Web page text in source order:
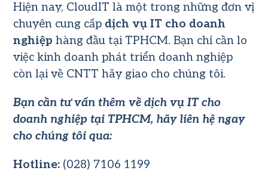
Hiện nay, CloudIT là một trong những đơn vị
chuyên cung cấp dịch vụ IT cho doanh
nghiệp hàng đầu tại TPHCM. Bạn chỉ cần lo
việc kinh doanh phát triển doanh nghiệp
còn lại về CNTT hãy giao cho chúng tôi.
Bạn cần tư vấn thêm về dịch vụ IT cho
doanh nghiệp tại TPHCM, hãy liên hệ ngay
cho chúng tôi qua:
Hotline: (028) 7106 1199